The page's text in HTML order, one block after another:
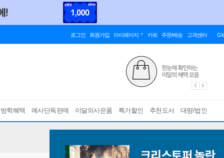
로그인 회원가입 마이페이지 카트 주문/배송 고객센터
학혜택 예사단독판매 이달의사은품 특가할인 추천도서 대량/법인